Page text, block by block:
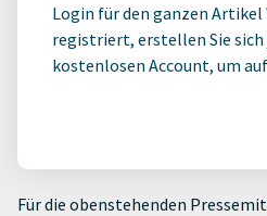
Login für den ganzen
registriert, erstellen Sie
kostenlosen Account, um
Für die obenstehenden